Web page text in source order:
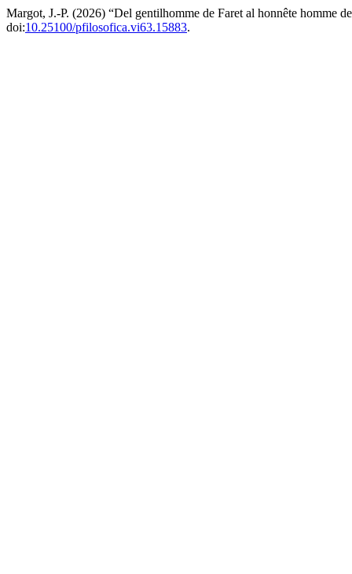
Margot, J.-P. (2026) “Del gentilhomme de Faret al honnête homme
doi:10.25100/pfilosofica.vi63.15883.